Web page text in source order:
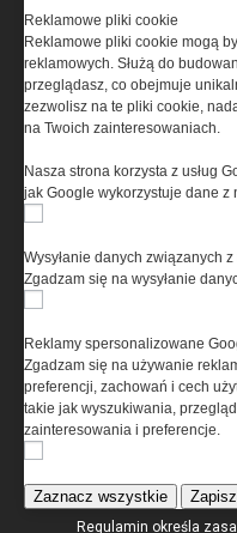
O NAS
i wyposażeniu
Regulamin określa
Reklamowe pliki cookie
Reklamowe pliki cookie mogą
reklamowych. Służą do
przeglądasz, co obejmuje
zezwolisz na te pliki cookie,
na Twoich zainteresowaniach.
Nasza strona korzysta z usług
jak Google wykorzystuje dane z
Wysyłanie danych związanych
Zgadzam się na wysyłanie
Reklamy spersonalizowane
Zgadzam się na używanie
preferencji, zachowań i cech
takie jak wyszukiwania,
zainteresowania i preferencje.
Zaznacz wszystkie